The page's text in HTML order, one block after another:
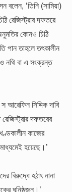
বলেন, ‘তিনি (সামিয়া)
রেজিস্ট্রার দফতরে
কোনও চিঠি
পান তাহলে তৎকালীন
নথি বা এ সংক্রন্ত
সিদ্দিক দাবি
দফতরের
কাজের
হয়েছে।’
বিরুদ্ধে হঠাৎ নানা
ঘনিষ্ঠজন।’